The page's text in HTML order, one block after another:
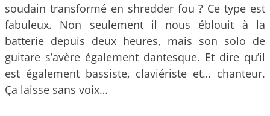
soudain transformé en shredder fou ? Ce type est
fabuleux. Non seulement il nous éblouit à la
batterie depuis deux heures, mais son solo de
guitare s’avère également dantesque. Et dire qu’il
est également bassiste, claviériste et… chanteur.
Ça laisse sans voix…